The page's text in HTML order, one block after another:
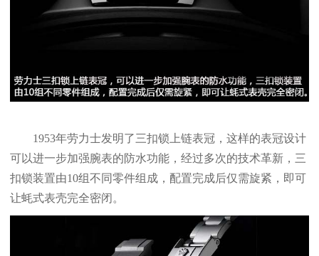
1953年劳力士发明了三扣锁上链表冠，这样的表冠设计
可以进一步加强腕表的防水功能，经过多次的技术革新，三
扣锁装置由10组不同零件组成，配置完成后仅需旋紧，即可
让蚝式表壳完全密闭。